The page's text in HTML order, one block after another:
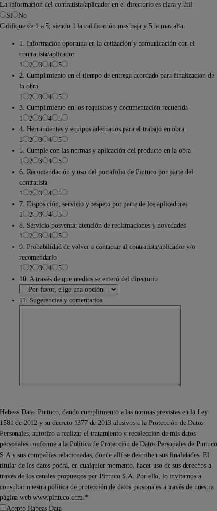
La información del contratista/aplicador en el directorio es clara y útil
Si
No
Califique de 1 a 5, siendo 1 la calificación mas baja y 5 la mas alta:
1. Información oportuna en la cotización y comunicación con el
contratista/aplicador
1
2 3 4
5
2. Cumplimiento en el tiempo de entrega acordado para finalización de
la obra
1
2 3 4
5
3. Cumplimiento en los requisitos y documentación requerida
1
2 3 4
5
4. Herramientas y equipos adecuados para el trabajo en obra
1
2 3 4
5
5. Cumple con las normas y aplicación del producto en la obra
1
2 3 4
5
6. Recomendación y uso del portafolio de Pintuco por parte del
contratista
1
2 3 4
5
7. Disposición, servicio y respeto por parte de los aplicadores
1
2 3 4
5
8. Servicio posventa: atención de reclamaciones y novedades
1
2 3 4
5
9. Probabilidad de volver a contactar al contratista/aplicador y/o
recomendarlo
1
2 3 4
5
10. A través de que medios se enteró del directorio
11. Sugerencias y comentarios
Habeas Data: Pintuco, dando cumplimiento a las normas previstas en la Ley
1581 de 2012 y su decreto 1377 de 2013 alusivos a la Protección de Datos
Personales, autorizo a realizar el tratamiento y recolección de mis datos
personales conforme a la Política de Protección de Datos Personales de Pintuco
S.A y sus compañías relacionadas, donde allí se describen sus finalidades. El
titular de los datos podrá, en cualquier momento, hacer uso de sus derechos a
través de los canales propuestos por Pintuco S.A. Por ello, lo invitamos a
consultar nuestra política de protección de datos personales a través de nuestra
página web www.pintuco.com.*
Acepto Habeas Data